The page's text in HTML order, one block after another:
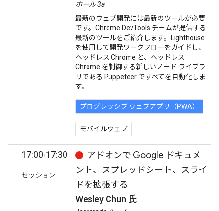
ホール 3a
最新のウェブ開発には最新のツールが必要
です。Chrome DevTools チームが提供する
最新のツールをご紹介します。Lighthouse
を使用して開発ワークフローをガイドし、
ヘッドレス Chrome と、ヘッドレス
Chrome を制御する新しいノード ライブラ
リである Puppeteer ですべてを自動化しま
す。
プログレッシブ ウェブアプリ（PWA）
モバイルウェブ
17:00-17:30
セッション
アドオンで Google ドキュメ
ント、スプレッドシート、スライ
ドを拡張する
Wesley Chun 氏